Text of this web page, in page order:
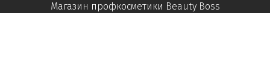
Магазин профкосметики Beauty Boss